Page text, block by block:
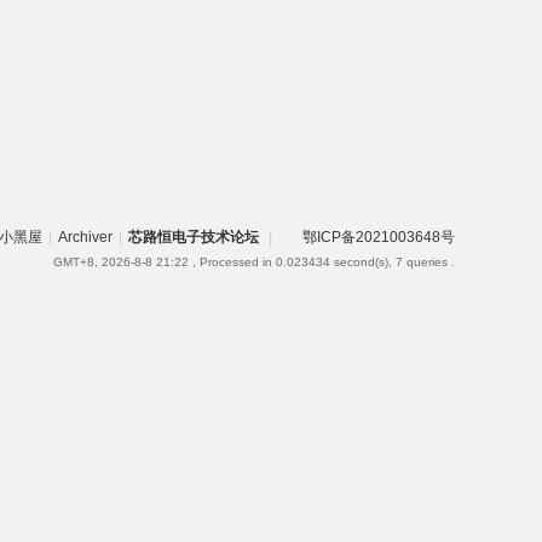
小黑屋 | Archiver | 芯路恒电子技术论坛 | 鄂ICP备2021003648号
GMT+8, 2026-8-8 21:22 , Processed in 0.023434 second(s), 7 queries .